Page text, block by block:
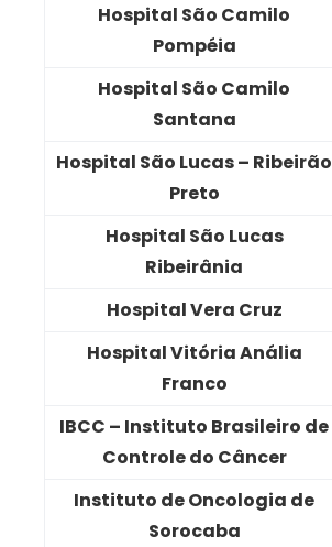
Hospital São Camilo
Pompéia
Hospital São Camilo
Santana
Hospital São Lucas – Ribeirão
Preto
Hospital São Lucas
Ribeirânia
Hospital Vera Cruz
Hospital Vitória Anália
Franco
IBCC – Instituto Brasileiro de
Controle do Câncer
Instituto de Oncologia de
Sorocaba